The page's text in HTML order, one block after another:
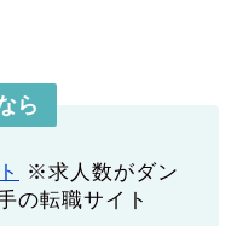
ら
※求人数がダン
の転職サイト